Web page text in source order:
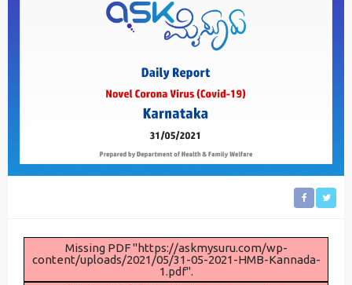
Missing PDF "https://askmysuru.com/wp-
content/uploads/2021/05/31-05-2021-HMB-Kannada-
1.pdf".